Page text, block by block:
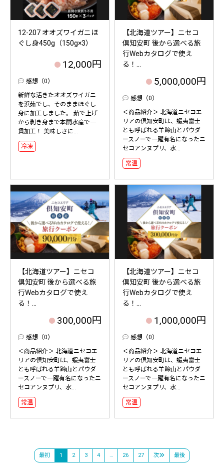
12-207 オオズワイガニほ
ぐし身450g（150g×3）
12,000円
感想（0）
新鮮な活きたオオズワイガニ
を浜茹でし、そのままほぐし
身に加工しました。 茹で上げ
から剥き身まで本間水産で一
貫加工！ 美味しさに...
冷凍
【北海道ツアー】ニセコ
倶知安町 後から選べる旅
行Webカタログで使え
る！...
5,000,000円
感想（0）
＜商品紹介＞ 北海道ニセコエ
リアの倶知安町は、蝦夷富士
とも呼ばれる羊蹄山とパウダ
ースノーで一躍有名になったニ
セコアンヌプリ、水...
常温
【北海道ツアー】ニセコ
倶知安町 後から選べる旅
行Webカタログで使え
る！...
300,000円
感想（0）
＜商品紹介＞ 北海道ニセコエ
リアの倶知安町は、蝦夷富士
とも呼ばれる羊蹄山とパウダ
ースノーで一躍有名になったニ
セコアンヌプリ、水...
常温
【北海道ツアー】ニセコ
倶知安町 後から選べる旅
行Webカタログで使え
る！...
1,000,000円
感想（0）
＜商品紹介＞ 北海道ニセコエ
リアの倶知安町は、蝦夷富士
とも呼ばれる羊蹄山とパウダ
ースノーで一躍有名になったニ
セコアンヌプリ、水...
常温
最初 1 2 3 4 … 26 27 次 最後